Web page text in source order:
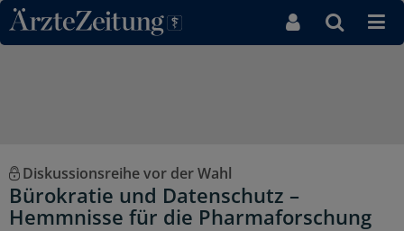
Direkt zum Inhaltsbereich
Diskussionsreihe vor der Wahl
Bürokratie und Datenschutz –
Hemmnisse für die Pharmaforschung